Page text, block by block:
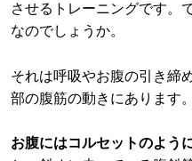
させるトレーニングです。
なのでしょうか。
それは呼吸やお腹の引き締
部の腹筋の動きにあります。
お腹にはコルセットのよう